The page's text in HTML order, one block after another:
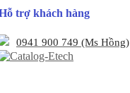
trợ khách hàng
0941 900 749 (Ms Hồng)